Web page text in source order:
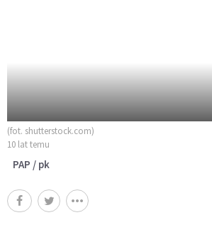
(fot. shutterstock.com)
10 lat temu
PAP / pk